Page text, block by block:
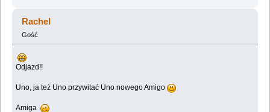
Rachel
Gość
Odjazd!!
Uno, ja też Uno przywitać Uno nowego Amigo
Amiga